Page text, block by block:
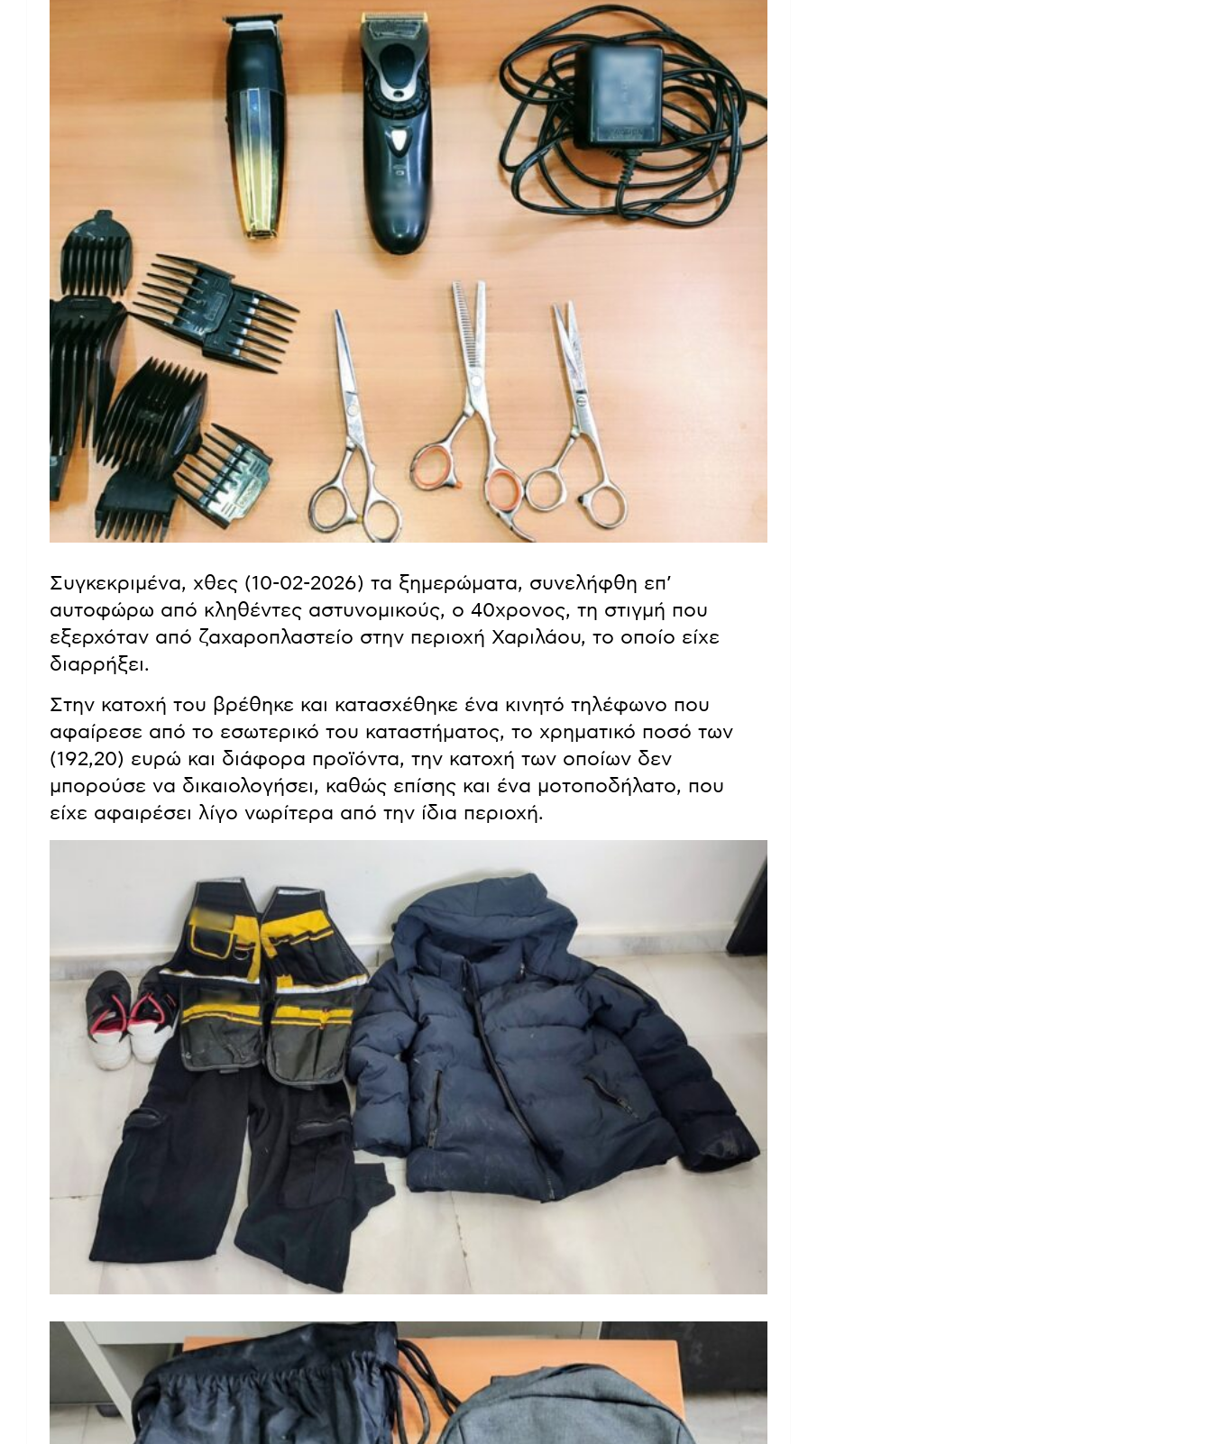
Συγκεκριμένα, χθες (10-02-2026) τα ξημερώματα, συνελήφθη επ’
αυτοφώρω από κληθέντες αστυνομικούς, ο 40χρονος, τη στιγμή που
εξερχόταν από ζαχαροπλαστείο στην περιοχή Χαριλάου, το οποίο είχε
διαρρήξει.
Στην κατοχή του βρέθηκε και κατασχέθηκε ένα κινητό τηλέφωνο που
αφαίρεσε από το εσωτερικό του καταστήματος, το χρηματικό ποσό των
(192,20) ευρώ και διάφορα προϊόντα, την κατοχή των οποίων δεν
μπορούσε να δικαιολογήσει, καθώς επίσης και ένα μοτοποδήλατο, που
είχε αφαιρέσει λίγο νωρίτερα από την ίδια περιοχή.